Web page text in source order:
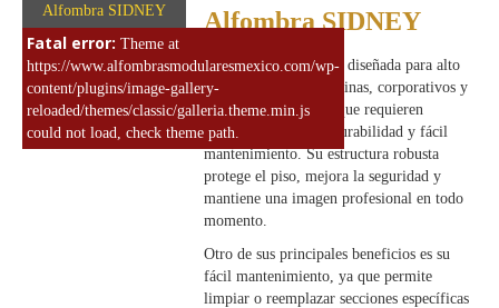
Alfombra SIDNEY
Fatal error: Theme at
https://www.alfombrasmodularesmexico.com/wp-
content/plugins/image-gallery-
reloaded/themes/classic/galleria.theme.min.js
could not load, check theme path.
Alfombra SIDNEY
Alfombra de uso rudo diseñada para alto
tráfico, ideal para oficinas, corporativos y
espacios comerciales que requieren
máxima resistencia, durabilidad y fácil
mantenimiento. Su estructura robusta
protege el piso, mejora la seguridad y
mantiene una imagen profesional en todo
momento.
Otro de sus principales beneficios es su
fácil mantenimiento, ya que permite
limpiar o reemplazar secciones específicas